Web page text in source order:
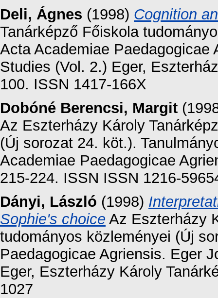
Deli, Ágnes (1998) Cognition
Tanárképző Főiskola
Acta Academiae
Studies (Vol. 2.) Eger,
100. ISSN 1417-166X
Dobóné Berencsi, Margit
Az Eszterházy Károly
(Új sorozat 24. köt.).
Academiae Paedagogicae
215-224. ISSN ISSN 1216-
Dányi, László (1998)
Sophie's choice Az Eszterházy
tudományos közleményei (Új
Paedagogicae Agriensis. Eger
Eger, Eszterházy Károly
1027